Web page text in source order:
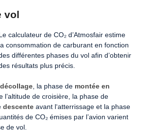
vol
calculateur de CO₂ d’Atmosfair estime
consommation de carburant en fonction
différentes phases du vol afin d’obtenir
résultats plus précis.
décollage, la phase de montée en
l’altitude de croisière, la phase de
descente avant l‘atterrissage et la phase
de CO₂ émises par l’avion varient
de vol.